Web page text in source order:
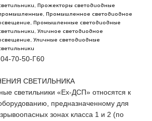
Прожекторы светодиодные
Промышленное светодиодное
Промышленные светодиодные
Уличное светодиодное
Уличные светодиодные
70-50-Г60
СВЕТИЛЬНИКА
светильники «Ex-ДСП» относятся к
предназначенному для
зонах класса 1 и 2 (по